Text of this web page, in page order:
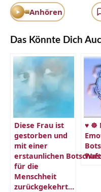
Anhören
Das Könnte Dich
Diese Frau ist
gestorben und
mit einer
erstaunlichen Botschaft
für die
Menschheit
zurückgekehrt…
♥ ☸